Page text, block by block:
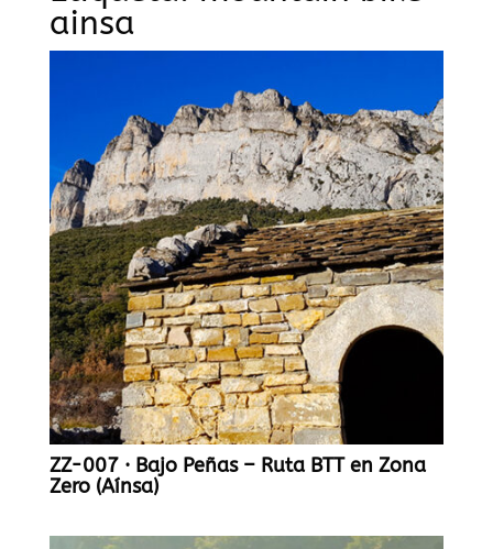
ainsa
ZZ-007 · Bajo Peñas – Ruta BTT en Zona
Zero (Aínsa)